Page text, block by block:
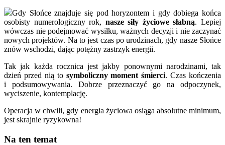
Gdy Słońce znajduje się pod horyzontem i gdy dobiega końca
osobisty numerologiczny rok, nasze siły życiowe słabną. Lepiej
wówczas nie podejmować wysiłku, ważnych decyzji i nie zaczynać
nowych projektów. Na to jest czas po urodzinach, gdy nasze Słońce
znów wschodzi, dając potężny zastrzyk energii.
Tak jak każda rocznica jest jakby ponownymi narodzinami, tak
dzień przed nią to symboliczny moment śmierci. Czas kończenia
i podsumowywania. Dobrze przeznaczyć go na odpoczynek,
wyciszenie, kontemplację.
Operacja w chwili, gdy energia życiowa osiąga absolutne minimum,
jest skrajnie ryzykowna!
Na ten temat